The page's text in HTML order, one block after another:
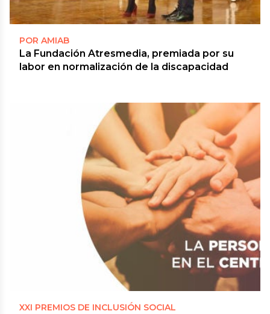
POR AMIAB
La Fundación Atresmedia, premiada por su
labor en normalización de la discapacidad
XXI PREMIOS DE INCLUSIÓN SOCIAL